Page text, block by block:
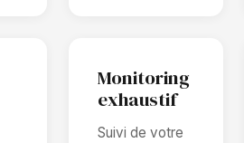
Monitoring
exhaustif
Suivi de votre